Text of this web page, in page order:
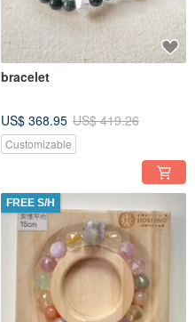
bracelet
US$ 368.95 US$ 419.26
Customizable
FREE S/H